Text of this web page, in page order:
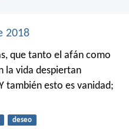
2018
que tanto el afán como
la vida despiertan
también esto es vanidad;
deseo